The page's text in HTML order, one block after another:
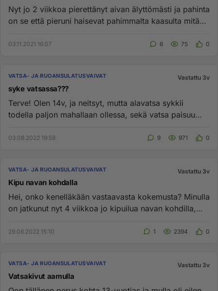
Nyt jo 2 viikkoa pierettänyt aivan älyttömästi ja pahinta
on se että pieruni haisevat pahimmalta kaasulta mitä
03.11.2021 16:57 6 75 0
VATSA- JA RUOANSULATUSVAIVAT Vastattu 3v
syke vatsassa???
Terve! Olen 14v, ja neitsyt, mutta alavatsa sykkii
todella paljon mahallaan ollessa, sekä vatsa paisuu
03.08.2022 19:59 9 971 0
VATSA- JA RUOANSULATUSVAIVAT Vastattu 3v
Kipu navan kohdalla
Hei, onko kenelläkään vastaavasta kokemusta? Minulla
on jatkunut nyt 4 viikkoa jo kipuilua navan kohdilla,
29.08.2022 15:10 1 2394 0
VATSA- JA RUOANSULATUSVAIVAT Vastattu 3v
Vatsakivut aamulla